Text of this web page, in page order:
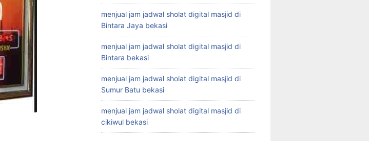
menjual jam jadwal sholat digital masjid di
Bintara Jaya bekasi
menjual jam jadwal sholat digital masjid di
Bintara bekasi
menjual jam jadwal sholat digital masjid di
Sumur Batu bekasi
menjual jam jadwal sholat digital masjid di
cikiwul bekasi